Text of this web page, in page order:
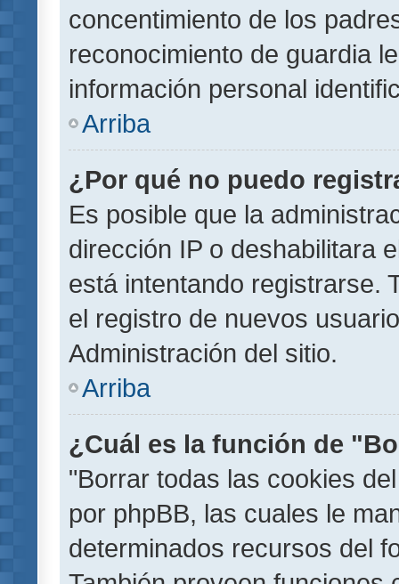
concentimiento de los
reconocimiento de guardia
información personal
Arriba
¿Por qué no puedo
Es posible que la
dirección IP o deshabilitara
está intentando registrarse.
el registro de nuevos
Administración del sitio.
Arriba
¿Cuál es la función de
"Borrar todas las cookies
por phpBB, las cuales le
determinados recursos del